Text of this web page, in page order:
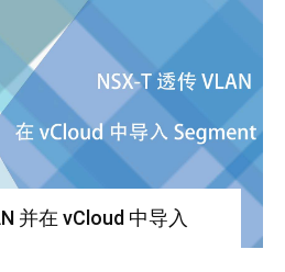
并在 vCloud 中导入